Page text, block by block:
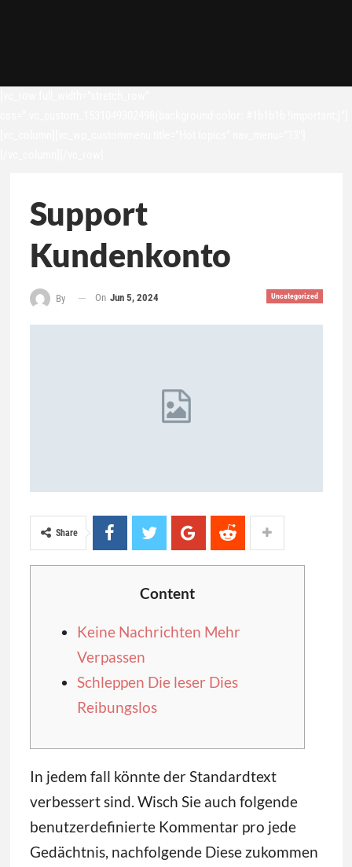
Support
Kundenkonto
Uncategorized
By On Jun 5, 2024
Share
Content
Keine Nachrichten Mehr
Verpassen
Schleppen Die leser Dies
Reibungslos
In jedem fall könnte der Standardtext
verbessert sind. Wisch Sie auch folgende
benutzerdefinierte Kommentar pro jede
Gedächtnis, nachfolgende Diese zukommen